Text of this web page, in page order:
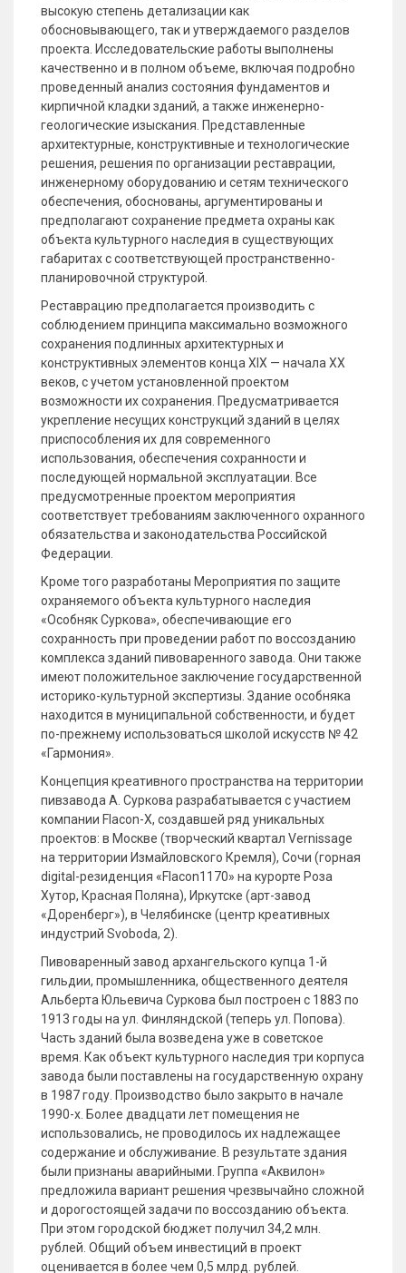
высокую степень детализации как
обосновывающего, так и утверждаемого разделов
проекта. Исследовательские работы выполнены
качественно и в полном объеме, включая подробно
проведенный анализ состояния фундаментов и
кирпичной кладки зданий, а также инженерно-
геологические изыскания. Представленные
архитектурные, конструктивные и технологические
решения, решения по организации реставрации,
инженерному оборудованию и сетям технического
обеспечения, обоснованы, аргументированы и
предполагают сохранение предмета охраны как
объекта культурного наследия в существующих
габаритах с соответствующей пространственно-
планировочной структурой.
Реставрацию предполагается производить с
соблюдением принципа максимально возможного
сохранения подлинных архитектурных и
конструктивных элементов конца XIX — начала XX
веков, с учетом установленной проектом
возможности их сохранения. Предусматривается
укрепление несущих конструкций зданий в целях
приспособления их для современного
использования, обеспечения сохранности и
последующей нормальной эксплуатации. Все
предусмотренные проектом мероприятия
соответствует требованиям заключенного охранного
обязательства и законодательства Российской
Федерации.
Кроме того разработаны Мероприятия по защите
охраняемого объекта культурного наследия
«Особняк Суркова», обеспечивающие его
сохранность при проведении работ по воссозданию
комплекса зданий пивоваренного завода. Они также
имеют положительное заключение государственной
историко-культурной экспертизы. Здание особняка
находится в муниципальной собственности, и будет
по-прежнему использоваться школой искусств № 42
«Гармония».
Концепция креативного пространства на территории
пивзавода А. Суркова разрабатывается с участием
компании Flacon-X, создавшей ряд уникальных
проектов: в Москве (творческий квартал Vernissage
на территории Измайловского Кремля), Сочи (горная
digital-резиденция «Flacon1170» на курорте Роза
Хутор, Красная Поляна), Иркутске (арт-завод
«Доренберг»), в Челябинске (центр креативных
индустрий Svoboda, 2).
Пивоваренный завод архангельского купца 1-й
гильдии, промышленника, общественного деятеля
Альберта Юльевича Суркова был построен с 1883 по
1913 годы на ул. Финляндской (теперь ул. Попова).
Часть зданий была возведена уже в советское
время. Как объект культурного наследия три корпуса
завода были поставлены на государственную охрану
в 1987 году. Производство было закрыто в начале
1990-х. Более двадцати лет помещения не
использовались, не проводилось их надлежащее
содержание и обслуживание. В результате здания
были признаны аварийными. Группа «Аквилон»
предложила вариант решения чрезвычайно сложной
и дорогостоящей задачи по воссозданию объекта.
При этом городской бюджет получил 34,2 млн.
рублей. Общий объем инвестиций в проект
оценивается в более чем 0,5 млрд. рублей.